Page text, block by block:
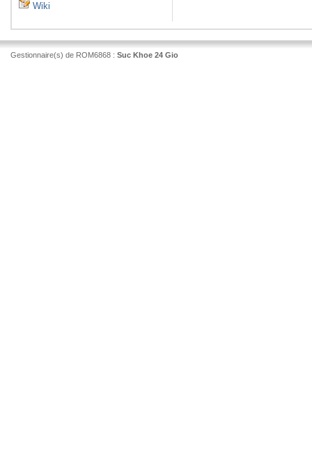
Wiki
Gestionnaire(s) de ROM6868 : Suc Khoe 24 Gio